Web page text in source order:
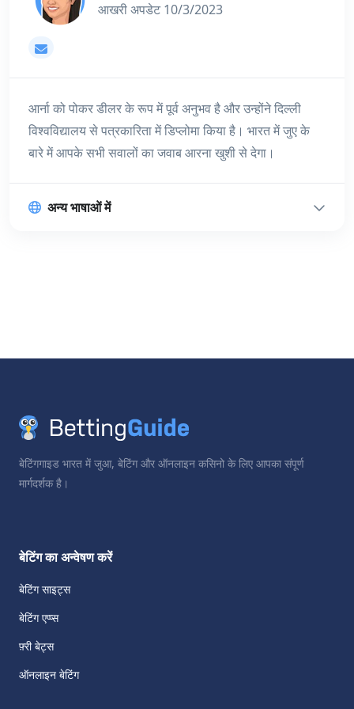
संदेश भेजें" पर क्लिक करें और पेटीएम टीम आपके अनुरोध को सत्यापित करेगी
और आपके खाते को बंद / हटा देगी।
आखरी अपडेट 10/3/2023
आर्ना को पोकर डीलर के रूप में पूर्व अनुभव है और उन्होंने दिल्ली
विश्वविद्यालय से पत्रकारिता में डिप्लोमा किया है। भारत में जुए के
बारे में आपके सभी सवालों का जवाब आरना खुशी से देगा।
अन्य भाषाओं में
बेटिंगगाइड भारत में जुआ, बेटिंग और ऑनलाइन कसिनो के लिए आपका संपूर्ण
मार्गदर्शक है।
बेटिंग का अन्वेषण करें
बेटिंग साइट्स
बेटिंग एप्प्स
फ़्री बेट्स
ऑनलाइन बेटिंग